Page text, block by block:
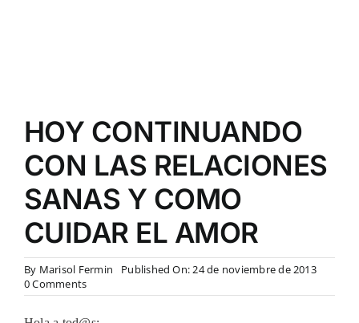
HOY CONTINUANDO
CON LAS RELACIONES
SANAS Y COMO
CUIDAR EL AMOR
By Marisol Fermin
Published On: 24 de noviembre de 2013
0 Commentson
HOY